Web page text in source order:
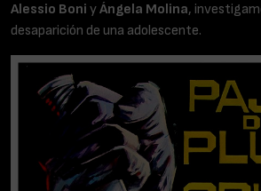
Alessio Boni yÁngela Molina,
desaparición de una adolescente.